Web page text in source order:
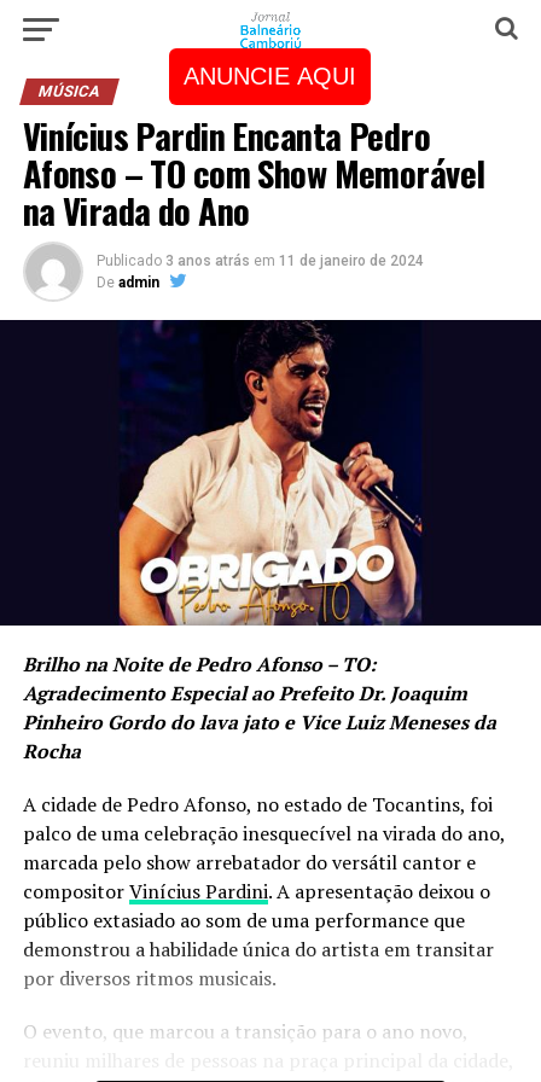
ANUNCIE AQUI
MÚSICA
Vinícius Pardin Encanta Pedro
Afonso – TO com Show Memorável
na Virada do Ano
Publicado 3 anos atrás em 11 de janeiro de 2024
De admin
Brilho na Noite de Pedro Afonso – TO:
Agradecimento Especial ao Prefeito Dr. Joaquim
Pinheiro Gordo do lava jato e Vice Luiz Meneses da
Rocha
A cidade de Pedro Afonso, no estado de Tocantins, foi
palco de uma celebração inesquecível na virada do ano,
marcada pelo show arrebatador do versátil cantor e
compositorVinícius Pardini. A apresentação deixou o
público extasiado ao som de uma performance que
demonstrou a habilidade única do artista em transitar
por diversos ritmos musicais.
O evento, que marcou a transição para o ano novo,